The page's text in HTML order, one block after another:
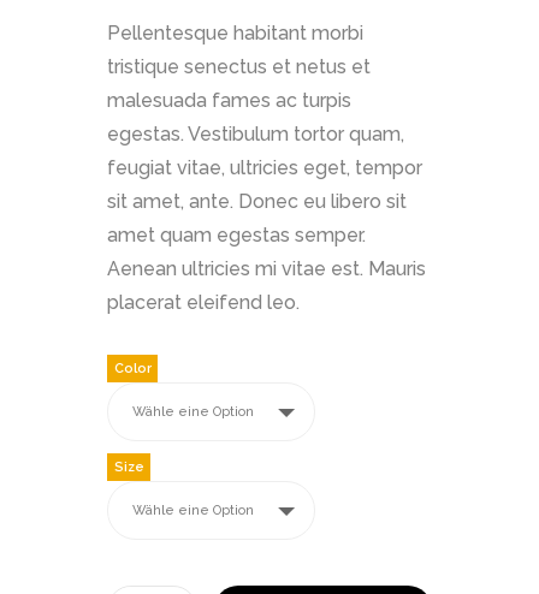
Pellentesque habitant morbi
tristique senectus et netus et
malesuada fames ac turpis
egestas. Vestibulum tortor quam,
feugiat vitae, ultricies eget, tempor
sit amet, ante. Donec eu libero sit
amet quam egestas semper.
Aenean ultricies mi vitae est. Mauris
placerat eleifend leo.
Color
Size